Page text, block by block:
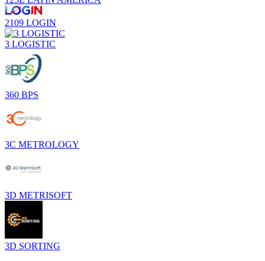
2109 LOGIN
3 LOGISTIC
360 BPS
3C METROLOGY
3D METRISOFT
3D SORTING